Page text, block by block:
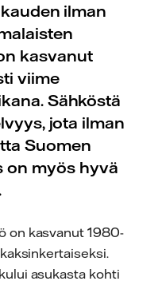
ilman
kasvanut
viime
Sähköstä
jota ilman
Suomen
on myös hyvä
on kasvanut 1980-
asukasta kohti